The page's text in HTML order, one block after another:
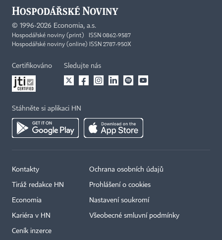
© 1996-2026 Economia, a.s.
Hospodářské noviny (print) ISSN 0862-9587
Hospodářské noviny (online) ISSN 2787-950X
Certifikováno Sledujte nás
Stáhněte si aplikaci HN
Kontakty
Tiráž redakce HN
Economia
Kariéra v HN
Ceník inzerce
Ochrana osobních údajů
Prohlášení o cookies
Nastavení soukromí
Všeobecné smluvní podmínky